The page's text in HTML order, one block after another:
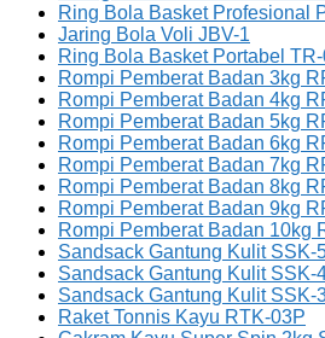
Ring Bola Basket Profesional
Jaring Bola Voli JBV-1
Ring Bola Basket Portabel
Rompi Pemberat Badan 3kg
Rompi Pemberat Badan 4kg
Rompi Pemberat Badan 5kg
Rompi Pemberat Badan 6kg
Rompi Pemberat Badan 7kg
Rompi Pemberat Badan 8kg
Rompi Pemberat Badan 9kg
Rompi Pemberat Badan 10kg
Sandsack Gantung Kulit SSK-
Sandsack Gantung Kulit SSK-
Sandsack Gantung Kulit SSK-
Raket Tonnis Kayu RTK-03P